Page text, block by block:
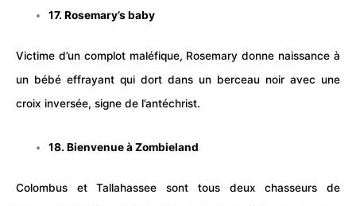
17. Rosemary’s baby
Victime d’un complot maléfique, Rosemary donne naissance à
un bébé effrayant qui dort dans un berceau noir avec une
croix inversée, signe de l’antéchrist.
18. Bienvenue à Zombieland
Colombus et Tallahassee sont tous deux chasseurs de